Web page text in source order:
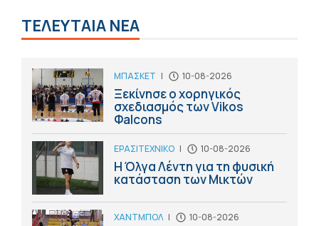
ΤΕΛΕΥΤΑΙΑ ΝΕΑ
ΜΠΑΣΚΕΤ | 10-08-2026
Ξεκίνησε ο χορηγικός
σχεδιασμός των Vikos
Φalcons
ΕΡΑΣΙΤΕΧΝΙΚΟ | 10-08-2026
Η Όλγα Λέντη για τη φυσική
κατάσταση των Μικτών
ΧΑΝΤΜΠΟΛ | 10-08-2026